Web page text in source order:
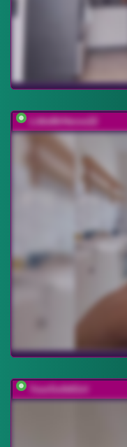
LittleMrHeroo22
YourGo0dGirl